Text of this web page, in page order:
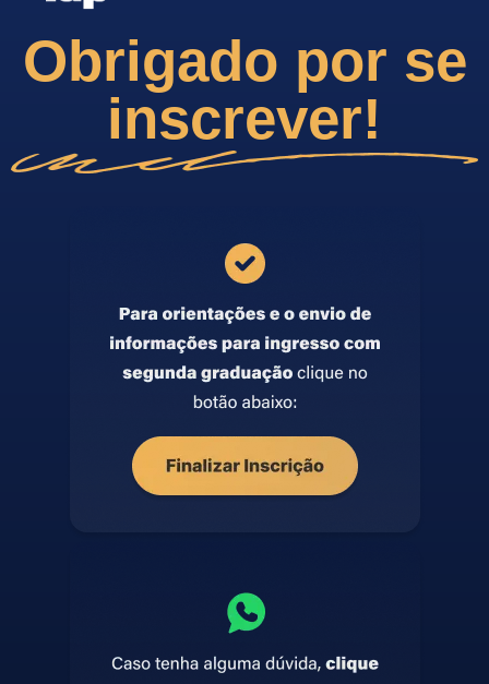
Obrigado por se
inscrever!